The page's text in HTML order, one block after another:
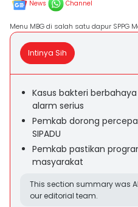
News Channel
Menu MBG di salah satu dapur SPPG
Intinya Sih
Kasus bakteri
alarm serius
Pemkab dorong
SIPADU
Pemkab pastikan
masyarakat
This section summary was
our editorial team.